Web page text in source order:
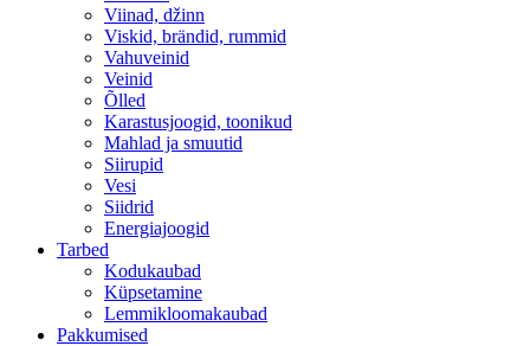
Viinad, džinn
Viskid, brändid, rummid
Vahuveinid
Veinid
Õlled
Karastusjoogid, toonikud
Mahlad ja smuutid
Siirupid
Vesi
Siidrid
Energiajoogid
Tarbed
Kodukaubad
Küpsetamine
Lemmikloomakaubad
Pakkumised